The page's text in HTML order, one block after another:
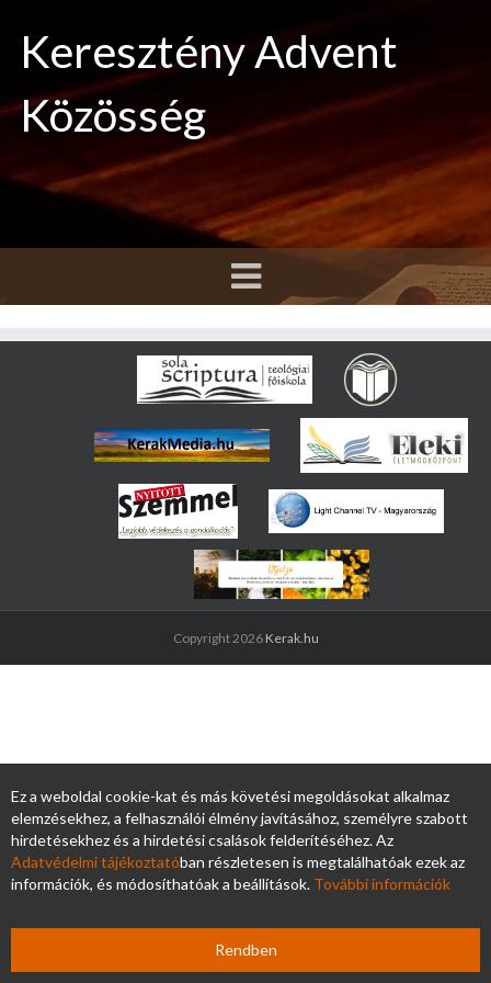
Keresztény Advent
Közösség
Copyright 2026 Kerak.hu
Ez a weboldal cookie-kat és más követési megoldásokat alkalmaz
elemzésekhez, a felhasználói élmény javításához, személyre szabott
hirdetésekhez és a hirdetési csalások felderítéséhez. Az
Adatvédelmi tájékoztatóban részletesen is megtalálhatóak ezek az
információk, és módosíthatóak a beállítások. További információk
Rendben